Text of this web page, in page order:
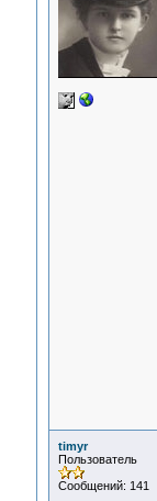
timyr
Пользователь
Сообщений: 141